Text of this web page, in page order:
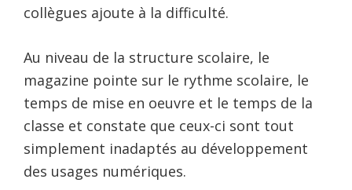
collègues ajoute à la difficulté.
Au niveau de la structure scolaire, le
magazine pointe sur le rythme scolaire, le
temps de mise en oeuvre et le temps de la
classe et constate que ceux-ci sont tout
simplement inadaptés au développement
des usages numériques.